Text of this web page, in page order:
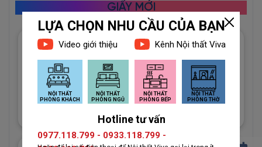
GIẤY MỚI
Giấy Dán Tường Imperial Mã
81012-3 Họa Tiết Hình Học
Độc Đáo
1đ